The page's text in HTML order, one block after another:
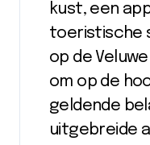
kust, een
toeristische
op de
om op de
geldende
uitgebreide